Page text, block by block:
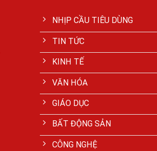
NHỊP CẦU TIÊU DÙNG
TIN TỨC
KINH TẾ
VĂN HÓA
GIÁO DỤC
BẤT ĐỘNG SẢN
CÔNG NGHỆ